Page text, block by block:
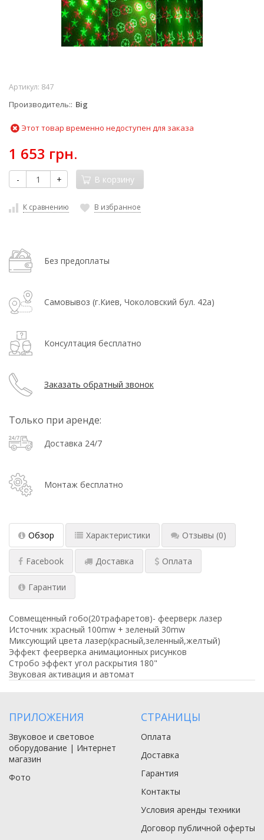
Артикул: 847
Производитель: Big
Этот товар временно недоступен для заказа
1 653 грн.
- + В корзину
К сравнению В избранное
Без предоплаты
Самовывоз (г.Киев, Чоколовский бул. 42а)
Консултация бесплатно
Заказать обратный звонок
Только при аренде:
Доставка 24/7
Монтаж бесплатно
Обзор Характеристики Отзывы (0)
Facebook Доставка Оплата
Гарантии
Совмещенный гобо(20трафаретов)- феерверк лазер
Источник :красный 100mw + зеленый 30mw
Миксующий цвета лазер(красный,зеленный,желтый)
Эффект феерверка анимационных рисунков
Стробо эффект угол раскрытия 180"
Звуковая активация и автомат
ПРИЛОЖЕНИЯ
Звуковое и световое
оборудование | Интернет
магазин
Фото
СТРАНИЦЫ
Оплата
Доставка
Гарантия
Контакты
Условия аренды техники
Договор публичной оферты